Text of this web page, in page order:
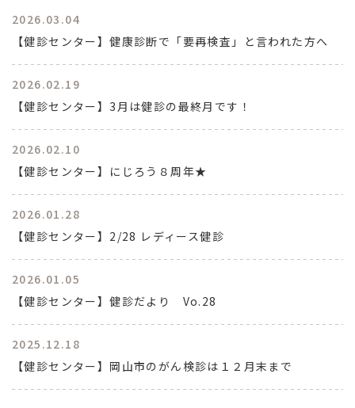
2026.03.04
【健診センター】健康診断で「要再検査」と言われた方へ
2026.02.19
【健診センター】3月は健診の最終月です！
2026.02.10
【健診センター】にじろう８周年★
2026.01.28
【健診センター】2/28 レディース健診
2026.01.05
【健診センター】健診だより Vo.28
2025.12.18
【健診センター】岡山市のがん検診は１２月末まで